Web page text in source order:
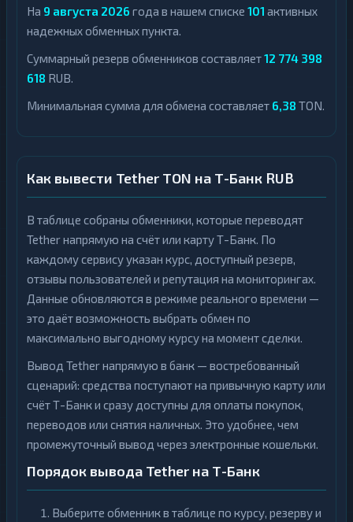
На 9 августа 2026 года в нашем списке 101 активных
надежных обменных пункта.
Суммарный резерв обменников составляет12 774 398
618 RUB.
Минимальная сумма для обмена составляет 6,38 TON.
Как вывести Tether TON на Т-Банк RUB
В таблице собраны обменники, которые переводят
Tether напрямую на счёт или карту Т-Банк. По
каждому сервису указан курс, доступный резерв,
отзывы пользователей и репутация на мониторингах.
Данные обновляются в режиме реального времени —
это даёт возможность выбрать обмен по
максимально выгодному курсу на момент сделки.
Вывод Tether напрямую в банк — востребованный
сценарий: средства поступают на привычную карту или
счёт Т-Банк и сразу доступны для оплаты покупок,
переводов или снятия наличных. Это удобнее, чем
промежуточный вывод через электронные кошельки.
Порядок вывода Tether на Т-Банк
Выберите обменник в таблице по курсу, резерву и